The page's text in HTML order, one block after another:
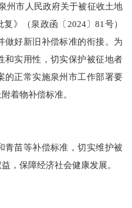
州市人民政府关于被征收土地
》（泉政函〔2024〕81号）
做好新旧补偿标准的衔接。为
和实用性，切实保护被征地者
的正常实施泉州市工作部署要
着物补偿标准。
苗等补偿标准，切实维护被
，保障经济社会健康发展。